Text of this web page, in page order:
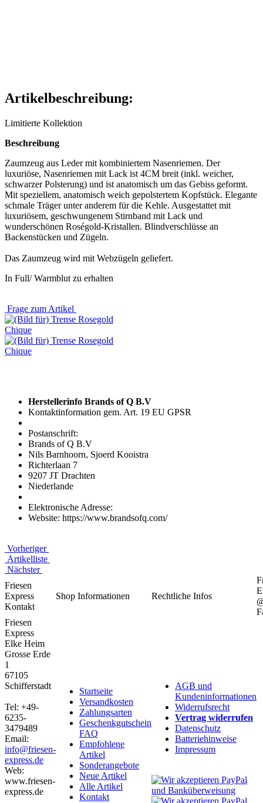
Artikelbeschreibung:
Limitierte Kollektion
Beschreibung
Zaumzeug aus Leder mit kombiniertem Nasenriemen. Der
luxuriöse, Nasenriemen mit Lack ist 4CM breit (inkl. weicher,
schwarzer Polsterung) und ist anatomisch um das Gebiss geformt.
Mit speziellem, anatomisch weich gepolstertem Kopfstück. Elegante
schmale Träger unter anderem für die Kehle. Ausgestattet mit
luxuriösem, geschwungenem Stirnband mit Lack und
wunderschönen Roségold-Kristallen. Blindverschlüsse an
Backenstücken und Zügeln.
Das Zaumzeug wird mit Webzügeln geliefert.
In Full/ Warmblut zu erhalten
Frage zum Artikel
Herstellerinfo Brands of Q B.V
Kontaktinformation gem. Art. 19 EU GPSR
Postanschrift:
Brands of Q B.V
Nils Barnhoorn, Sjoerd Kooistra
Richterlaan 7
9207 JT Drachten
Niederlande
Elektronische Adresse:
Website: https://www.brandsofq.com/
Vorheriger
Artikelliste
Nächster
Friesen
Express
Kontakt
Shop Informationen Rechtliche Infos
Friesen
Express
Elke Heim
Grosse Erde
1
67105
Schifferstadt
Tel: +49-
6235-
3479489
Email:
info@friesen-
express.de
Web:
www.friesen-
express.de
Startseite
Versandkosten
Zahlungsarten
Geschenkgutschein
FAQ
Empfohlene
Artikel
Sonderangebote
Neue Artikel
Alle Artikel
Kontakt
AGB und
Kundeninformationen
Widerrufsrecht
Vertrag widerrufen
Datenschutz
Batteriehinweise
Impressum